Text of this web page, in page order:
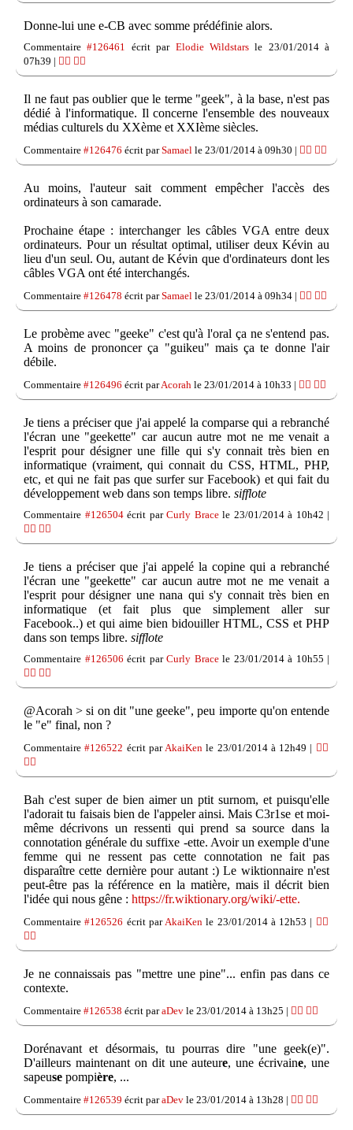
Donne-lui une e-CB avec somme prédéfinie alors.
Commentaire#126461 écrit par Elodie Wildstarsle 23/01/2014 à
07h39 | 👍🏽 👎🏽
Il ne faut pas oublier que le terme "geek", à la base, n'est pas
dédié à l'informatique. Il concerne l'ensemble des nouveaux
médias culturels du XXème et XXIème siècles.
Commentaire #126476 écrit parSamael le 23/01/2014 à 09h30 | 👍🏽 👎🏽
Au moins, l'auteur sait comment empêcher l'accès des
ordinateurs à son camarade.
Prochaine étape : interchanger les câbles VGA entre deux
ordinateurs. Pour un résultat optimal, utiliser deux Kévin au
lieu d'un seul. Ou, autant de Kévin que d'ordinateurs dont les
câbles VGA ont été interchangés.
Commentaire #126478 écrit parSamael le 23/01/2014 à 09h34 | 👍🏽 👎🏽
Le probème avec "geeke" c'est qu'à l'oral ça ne s'entend pas.
A moins de prononcer ça "guikeu" mais ça te donne l'air
débile.
Commentaire #126496 écrit parAcorah le 23/01/2014 à 10h33 | 👍🏽 👎🏽
Je tiens a préciser que j'ai appelé la comparse qui a rebranché
l'écran une "geekette" car aucun autre mot ne me venait a
l'esprit pour désigner une fille qui s'y connait très bien en
informatique (vraiment, qui connait du CSS, HTML, PHP,
etc, et qui ne fait pas que surfer sur Facebook) et qui fait du
développement web dans son temps libre. sifflote
Commentaire #126504écrit par Curly Bracele 23/01/2014 à 10h42 |
👍🏽 👎🏽
Je tiens a préciser que j'ai appelé la copine qui a rebranché
l'écran une "geekette" car aucun autre mot ne me venait a
l'esprit pour désigner une nana qui s'y connait très bien en
informatique (et fait plus que simplement aller sur
Facebook..) et qui aime bien bidouiller HTML, CSS et PHP
dans son temps libre. sifflote
Commentaire #126506 écrit par Curly Bracele 23/01/2014 à 10h55 |
👍🏽 👎🏽
@Acorah > si on dit "une geeke", peu importe qu'on entende
le "e" final, non ?
Commentaire#126522 écrit parAkaiKen le 23/01/2014 à 12h49 | 👍🏽
👎🏽
Bah c'est super de bien aimer un ptit surnom, et puisqu'elle
l'adorait tu faisais bien de l'appeler ainsi. Mais C3r1se et moi-
même décrivons un ressenti qui prend sa source dans la
connotation générale du suffixe -ette. Avoir un exemple d'une
femme qui ne ressent pas cette connotation ne fait pas
disparaître cette dernière pour autant :) Le wiktionnaire n'est
peut-être pas la référence en la matière, mais il décrit bien
l'idée qui nous gêne : https://fr.wiktionary.org/wiki/-ette.
Commentaire#126526 écrit parAkaiKen le 23/01/2014 à 12h53 | 👍🏽
👎🏽
Je ne connaissais pas "mettre une pine"... enfin pas dans ce
contexte.
Commentaire #126538 écrit paraDev le 23/01/2014 à 13h25 | 👍🏽 👎🏽
Dorénavant et désormais, tu pourras dire "une geek(e)".
D'ailleurs maintenant on dit une auteure, une écrivaine, une
sapeuse pompière, ...
Commentaire #126539 écrit paraDev le 23/01/2014 à 13h28 | 👍🏽 👎🏽